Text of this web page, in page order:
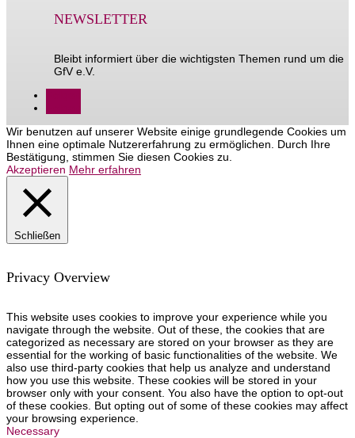
NEWSLETTER
Bleibt informiert über die wichtigsten Themen rund um die
GfV e.V.
Wir benutzen auf unserer Website einige grundlegende Cookies um
Ihnen eine optimale Nutzererfahrung zu ermöglichen. Durch Ihre
Bestätigung, stimmen Sie diesen Cookies zu.
Akzeptieren Mehr erfahren
Schließen
Privacy Overview
This website uses cookies to improve your experience while you
navigate through the website. Out of these, the cookies that are
categorized as necessary are stored on your browser as they are
essential for the working of basic functionalities of the website. We
also use third-party cookies that help us analyze and understand
how you use this website. These cookies will be stored in your
browser only with your consent. You also have the option to opt-out
of these cookies. But opting out of some of these cookies may affect
your browsing experience.
Necessary